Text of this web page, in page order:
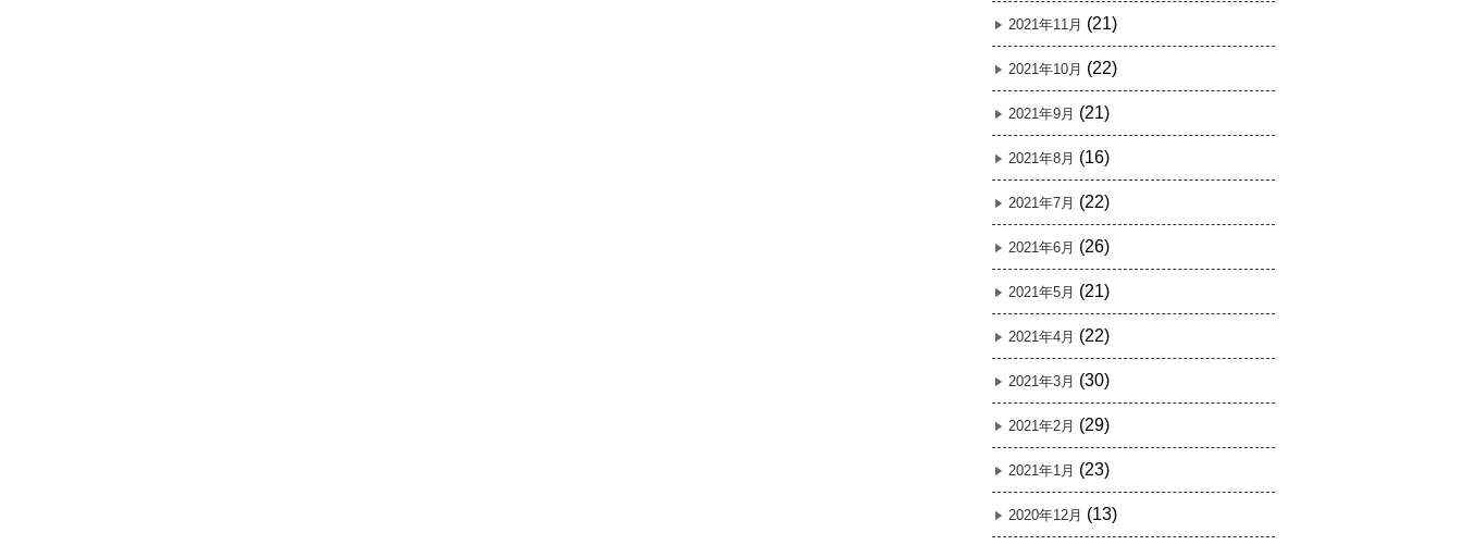
2021年11月 (21)
2021年10月 (22)
2021年9月 (21)
2021年8月 (16)
2021年7月 (22)
2021年6月 (26)
2021年5月 (21)
2021年4月 (22)
2021年3月 (30)
2021年2月 (29)
2021年1月 (23)
2020年12月 (13)